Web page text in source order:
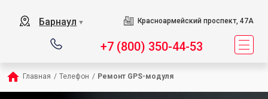
Барнаул ▼ Красноармейский проспект, 47А
+7 (800) 350-44-53
Главная / Телефон / Ремонт GPS-модуля